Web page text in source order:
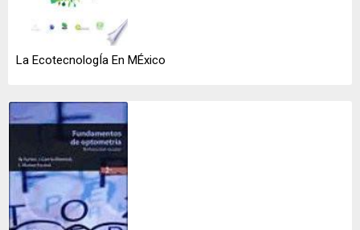
La EcotecnologÍa En MÉxico